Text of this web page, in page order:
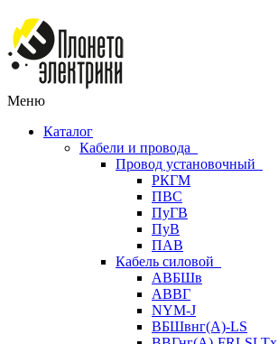
Меню
Каталог
Кабели и провода
Провод установочный
РКГМ
ПВС
ПуГВ
ПуВ
ПАВ
Кабель силовой
АВБШв
АВВГ
NYM-J
ВБШвнг(А)-LS